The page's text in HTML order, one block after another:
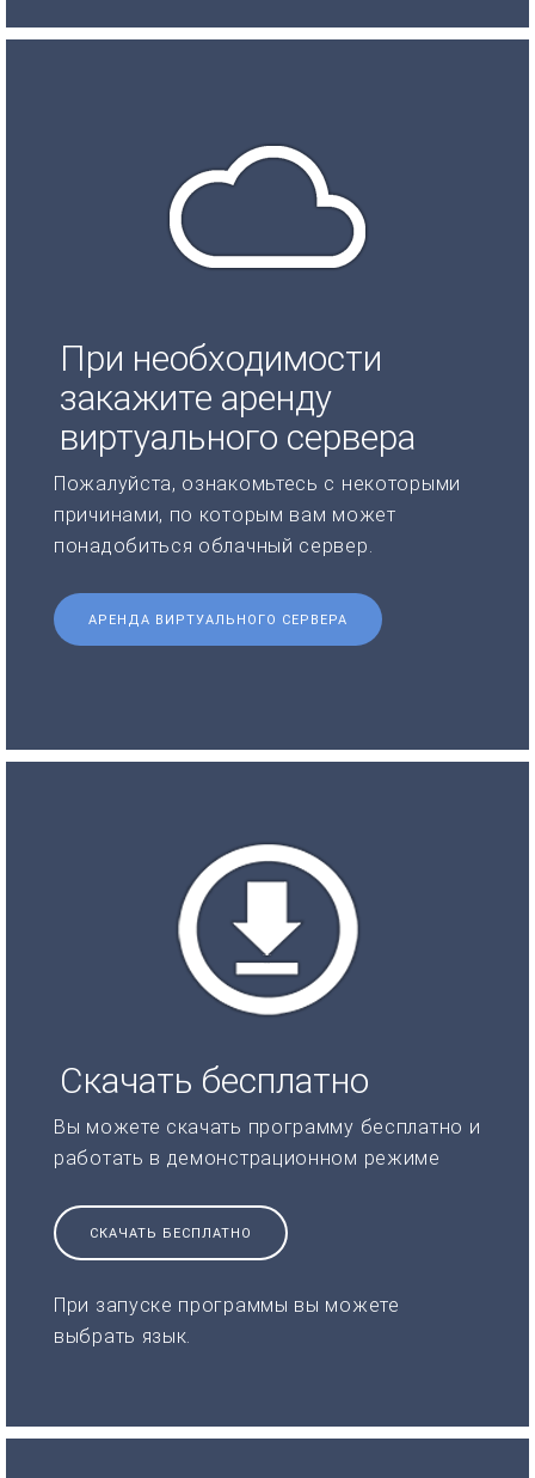
При необходимости
закажите аренду
виртуального сервера
Пожалуйста, ознакомьтесь с некоторыми
причинами, по которым вам может
понадобиться облачный сервер.
АРЕНДА ВИРТУАЛЬНОГО СЕРВЕРА
Скачать бесплатно
Вы можете скачать программу бесплатно и
работать в демонстрационном режиме
СКАЧАТЬ БЕСПЛАТНО
При запуске программы вы можете
выбрать язык.